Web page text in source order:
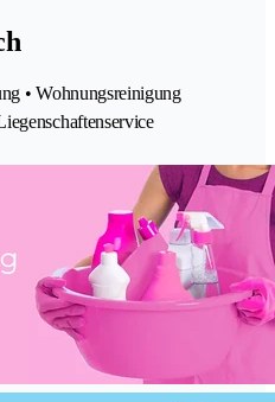
• Wohnungsreinigung